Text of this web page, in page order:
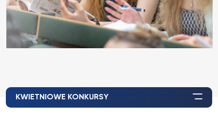
KWIETNIOWE KONKURSY